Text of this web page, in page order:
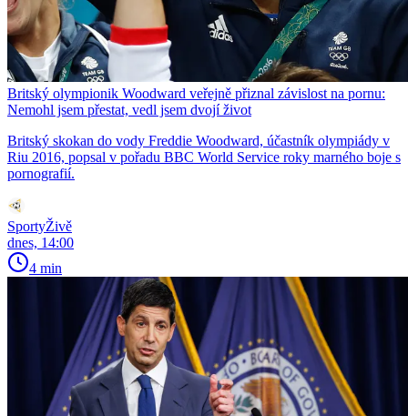
Britský olympionik Woodward veřejně přiznal závislost na pornu:
Nemohl jsem přestat, vedl jsem dvojí život
Britský skokan do vody Freddie Woodward, účastník olympiády v
Riu 2016, popsal v pořadu BBC World Service roky marného boje s
pornografií.
SportyŽivě
dnes, 14:00
4 min